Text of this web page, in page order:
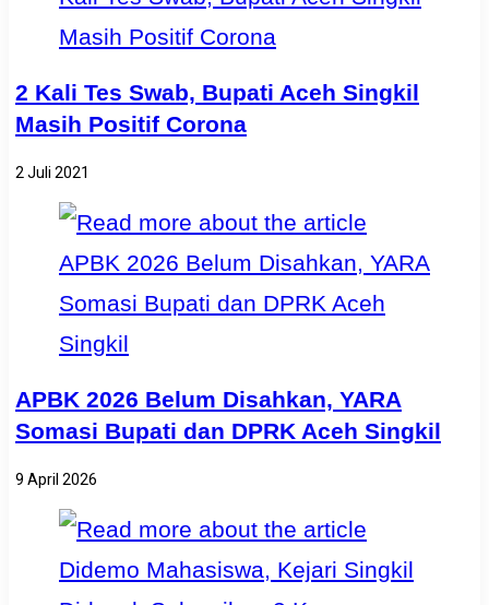
2 Kali Tes Swab, Bupati Aceh Singkil
Masih Positif Corona
2 Juli 2021
APBK 2026 Belum Disahkan, YARA
Somasi Bupati dan DPRK Aceh Singkil
9 April 2026